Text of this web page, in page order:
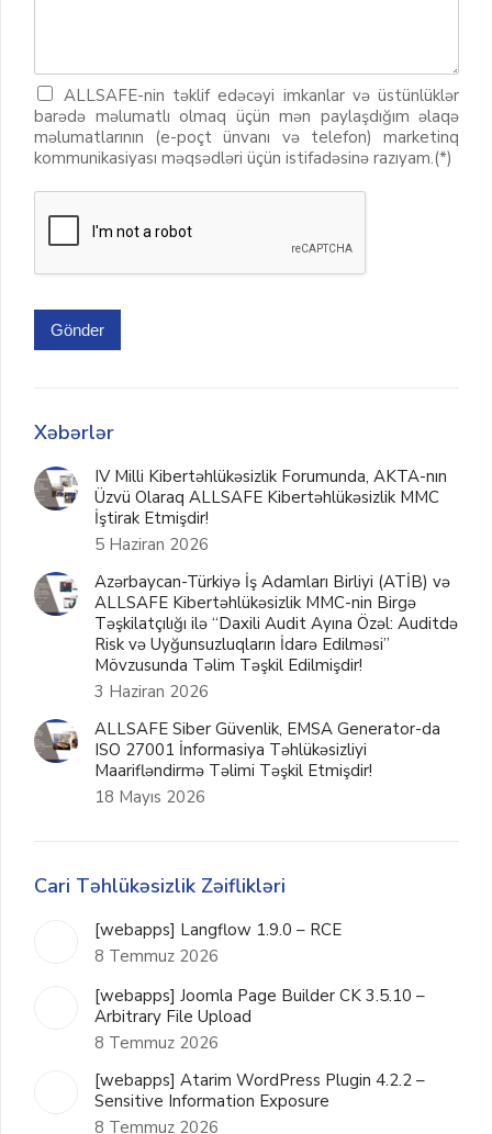
ALLSAFE-nin təklif edəcəyi imkanlar və üstünlüklər
barədə məlumatlı olmaq üçün mən paylaşdığım əlaqə
məlumatlarının (e-poçt ünvanı və telefon) marketinq
kommunikasiyası məqsədləri üçün istifadəsinə razıyam.(*)
Gönder
Xəbərlər
IV Milli Kibertəhlükəsizlik Forumunda, AKTA-nın
Üzvü Olaraq ALLSAFE Kibertəhlükəsizlik MMC
İştirak Etmişdir!
5 Haziran 2026
Azərbaycan-Türkiyə İş Adamları Birliyi (ATİB) və
ALLSAFE Kibertəhlükəsizlik MMC-nin Birgə
Təşkilatçılığı ilə “Daxili Audit Ayına Özəl: Auditdə
Risk və Uyğunsuzluqların İdarə Edilməsi”
Mövzusunda Təlim Təşkil Edilmişdir!
3 Haziran 2026
ALLSAFE Siber Güvenlik, EMSA Generator-da
ISO 27001 İnformasiya Təhlükəsizliyi
Maarifləndirmə Təlimi Təşkil Etmişdir!
18 Mayıs 2026
Cari Təhlükəsizlik Zəiflikləri
[webapps] Langflow 1.9.0 – RCE
8 Temmuz 2026
[webapps] Joomla Page Builder CK 3.5.10 –
Arbitrary File Upload
8 Temmuz 2026
[webapps] Atarim WordPress Plugin 4.2.2 –
Sensitive Information Exposure
8 Temmuz 2026